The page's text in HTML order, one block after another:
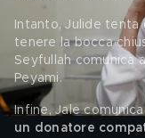
Intanto, Julide
tenere la bocca
Seyfullah comunica
Peyami.
Infine, Jale
un donatore